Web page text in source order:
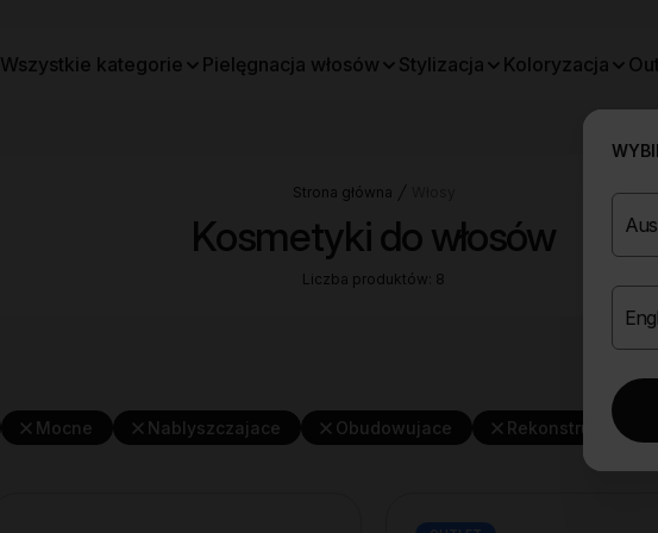
Wszystkie kategorie Pielęgnacja włosów Stylizacja Koloryzacja
Strona główna
Kosmetyki do włosów
Liczba produktów: 8
Mocne Nablyszczajace Obudowujace Rekonstruujace